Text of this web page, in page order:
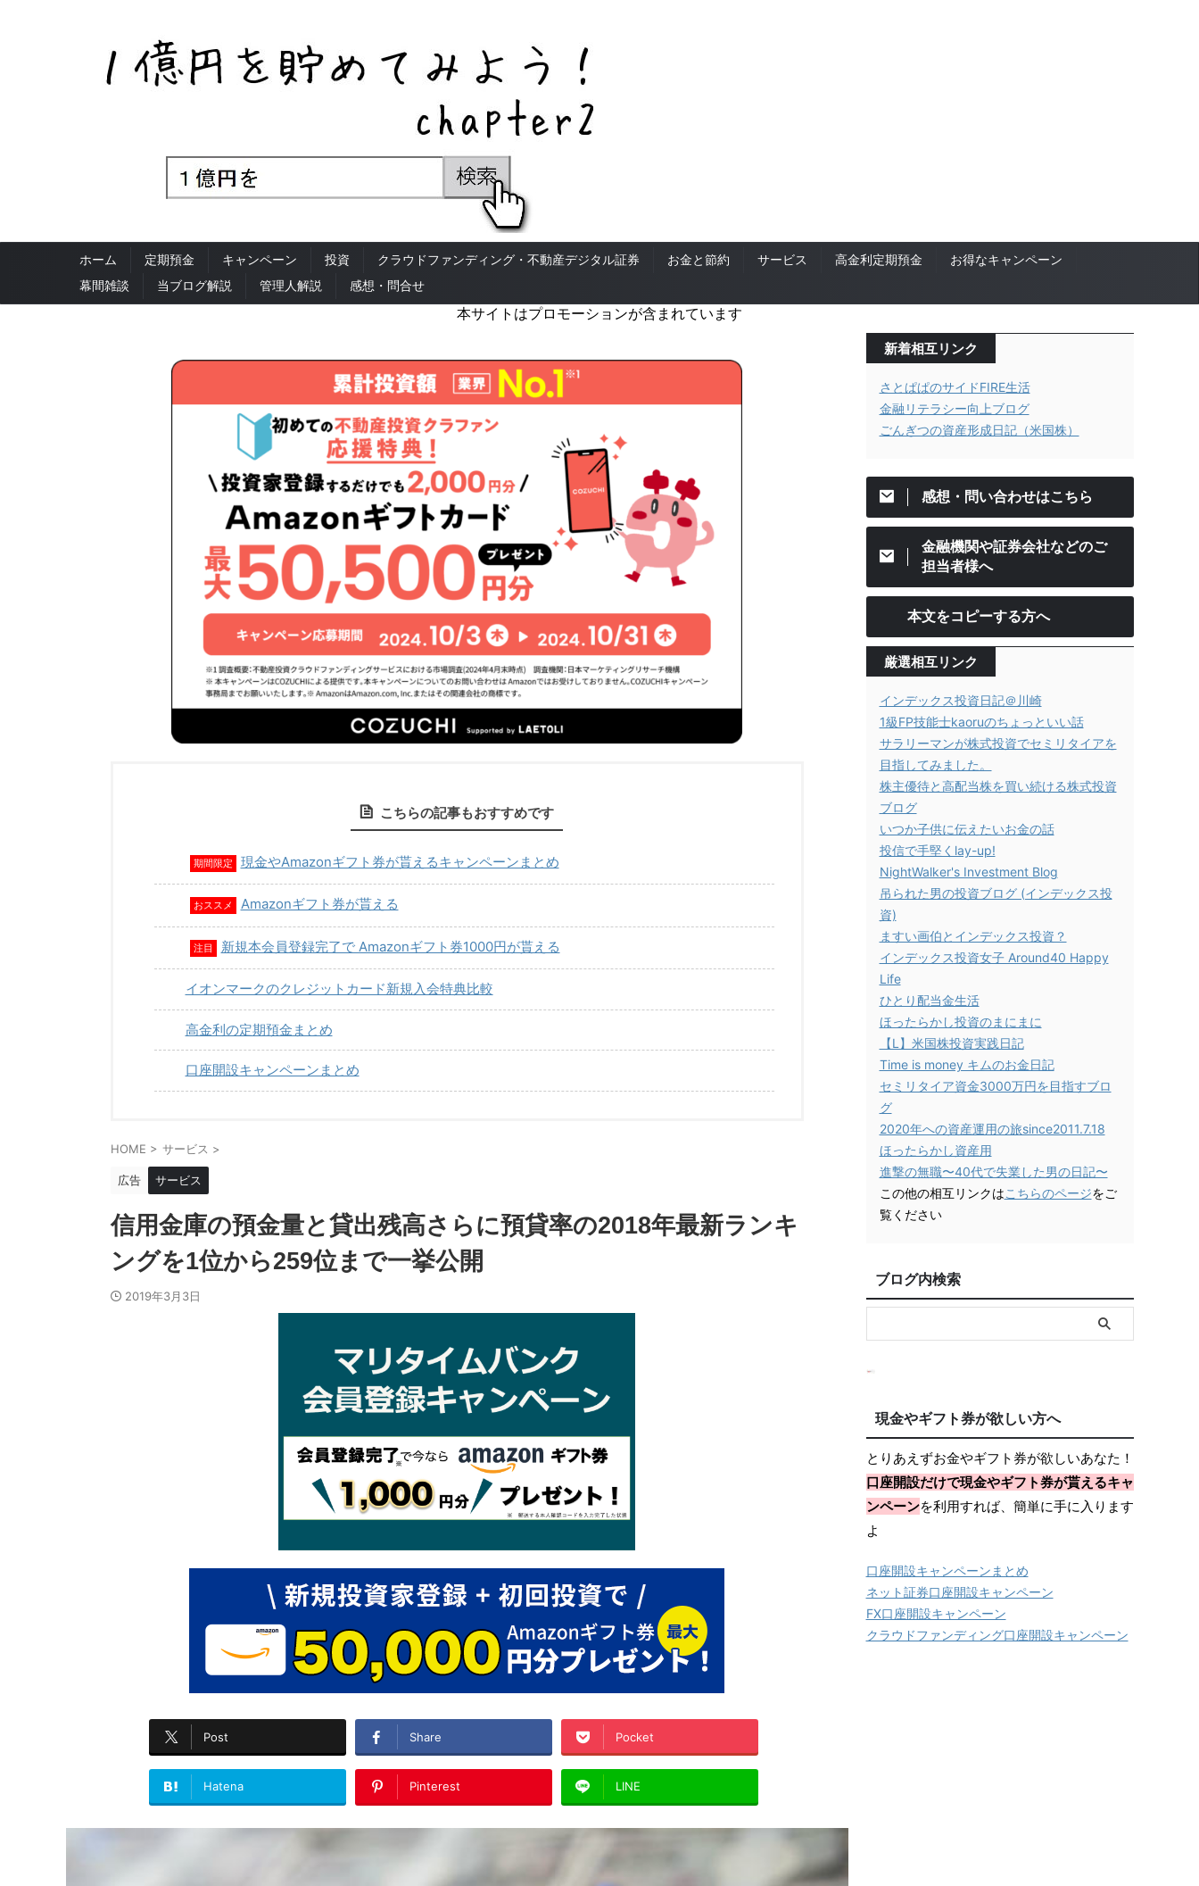
ホーム 定期預金 キャンペーン 投資 クラウドファンディング・不動産デジタル証券 お金と節約 サービス 高金利定期預金
お得なキャンペーン
幕間雑談
当ブログ解説 管理人解説 感想・問合せ
本サイトはプロモーションが含まれています
こちらの記事もおすすめです
期間限定 現金やAmazonギフト券が貰えるキャンペーンまとめ
おススメ Amazonギフト券が貰える
注目 新規本会員登録完了で Amazonギフト券1000円が貰える
イオンマークのクレジットカード新規入会特典比較
高金利の定期預金まとめ
口座開設キャンペーンまとめ
HOME > サービス >
広告 サービス
信用金庫の預金量と貸出残高さらに預貸率の2018年最新ランキ
ングを1位から259位まで一挙公開
2019年3月3日
Post Share Pocket
Hatena Pinterest LINE
新着相互リンク
さとぱぱのサイドFIRE生活
金融リテラシー向上ブログ
ごんぎつの資産形成日記（米国株）
感想・問い合わせはこちら
金融機関や証券会社などのご
担当者様へ
本文をコピーする方へ
厳選相互リンク
インデックス投資日記＠川崎
1級FP技能士kaoruのちょっといい話
サラリーマンが株式投資でセミリタイアを
目指してみました。
株主優待と高配当株を買い続ける株式投資
ブログ
いつか子供に伝えたいお金の話
投信で手堅くlay-up!
NightWalker's Investment Blog
吊られた男の投資ブログ (インデックス投
資)
ますい画伯とインデックス投資？
インデックス投資女子 Around40 Happy
Life
ひとり配当金生活
ほったらかし投資のまにまに
【L】米国株投資実践日記
Time is money キムのお金日記
セミリタイア資金3000万円を目指すブロ
グ
2020年への資産運用の旅since2011.7.18
ほったらかし資産用
進撃の無職〜40代で失業した男の日記〜
この他の相互リンクはこちらのページをご
覧ください
ブログ内検索
現金やギフト券が欲しい方へ
とりあえずお金やギフト券が欲しいあなた！
口座開設だけで現金やギフト券が貰えるキャ
ンペーンを利用すれば、簡単に手に入ります
よ
口座開設キャンペーンまとめ
ネット証券口座開設キャンペーン
FX口座開設キャンペーン
クラウドファンディング口座開設キャンペーン